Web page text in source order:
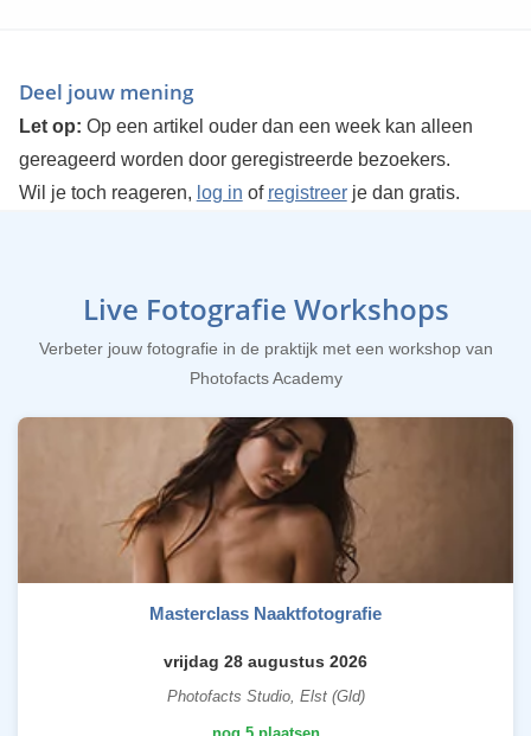
Deel jouw mening
Let op: Op een artikel ouder dan een week kan alleen
gereageerd worden door geregistreerde bezoekers.
Wil je toch reageren, log in of registreerje dan gratis.
Live Fotografie Workshops
Verbeter jouw fotografie in de praktijk met een workshop van
Photofacts Academy
Masterclass Naaktfotografie
vrijdag 28 augustus 2026
Photofacts Studio, Elst (Gld)